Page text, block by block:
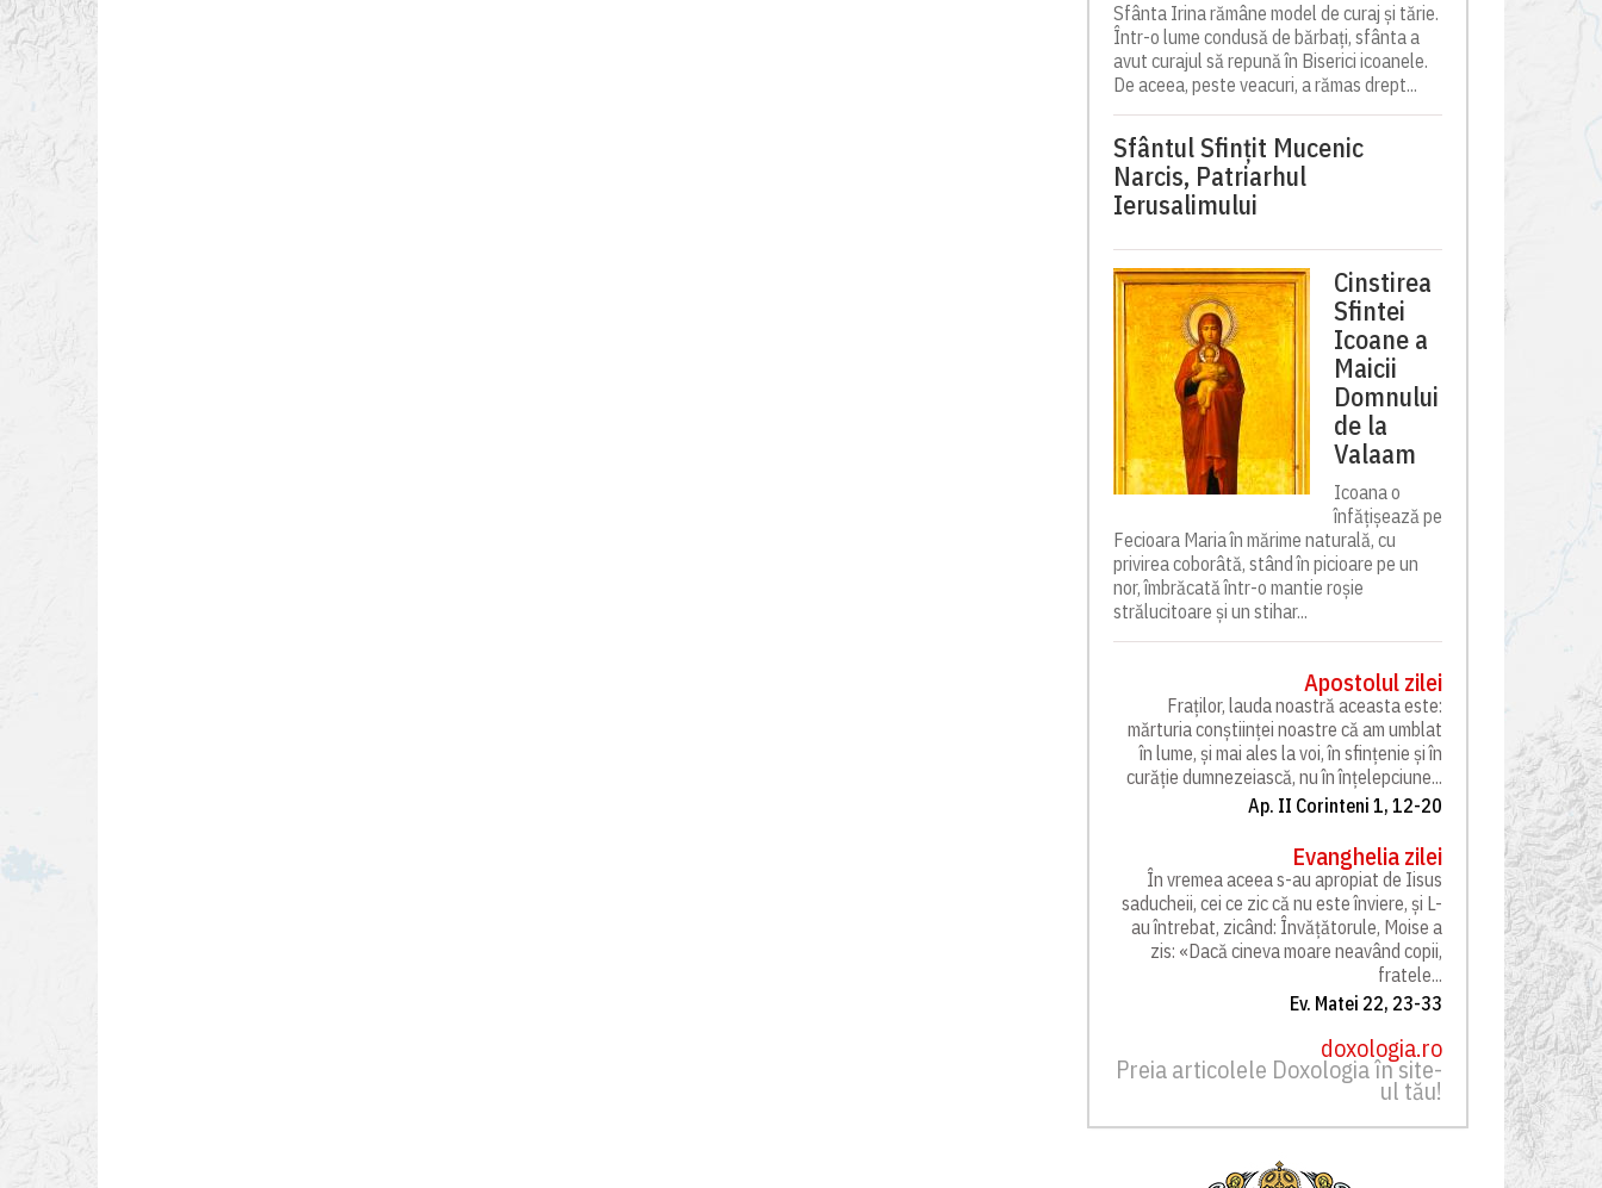
Sfânta Irina rămâne model de curaj și tărie.
Într-o lume condusă de bărbați, sfânta a
avut curajul să repună în Biserici icoanele.
De aceea, peste veacuri, a rămas drept...
Sfântul Sfinţit Mucenic
Narcis, Patriarhul
Ierusalimului
Cinstirea
Sfintei
Icoane a
Maicii
Domnului
de la
Valaam
Icoana o
înfățișează pe
Fecioara Maria în mărime naturală, cu
privirea coborâtă, stând în picioare pe un
nor, îmbrăcată într-o mantie roșie
strălucitoare și un stihar...
Apostolul zilei
Fraților, lauda noastră aceasta este:
mărturia conștiinței noastre că am umblat
în lume, și mai ales la voi, în sfințenie și în
curăție dumnezeiască, nu în înțelepciune...
Ap. II Corinteni 1, 12-20
Evanghelia zilei
În vremea aceea s-au apropiat de Iisus
saducheii, cei ce zic că nu este înviere, și L-
au întrebat, zicând: Învățătorule, Moise a
zis: «Dacă cineva moare neavând copii,
fratele...
Ev. Matei 22, 23-33
doxologia.ro
Preia articolele Doxologia în site-
ul tău!